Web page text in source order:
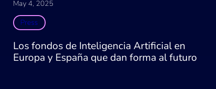
May 4, 2025
Press
Los fondos de Inteligencia Artificial en
Europa y España que dan forma al futuro